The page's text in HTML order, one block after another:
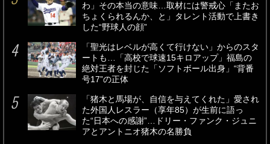
わ」その本当の意味…取材には警戒心「またお
ちょくられるんか、と」タレント活動で上書き
した“野球人の顔”
「聖光はレベルが高くて行けない」からのスタ
ートも…「高校で球速15キロアップ」福島の
絶対王者を封じた「ソフトボール出身」“背番
号17”の正体
「猪木と馬場が、自信を与えてくれた」愛され
た外国人レスラー（享年85）が生前に語っ
た“日本への感謝”…ドリー・ファンク・ジュニ
アとアントニオ猪木の名勝負